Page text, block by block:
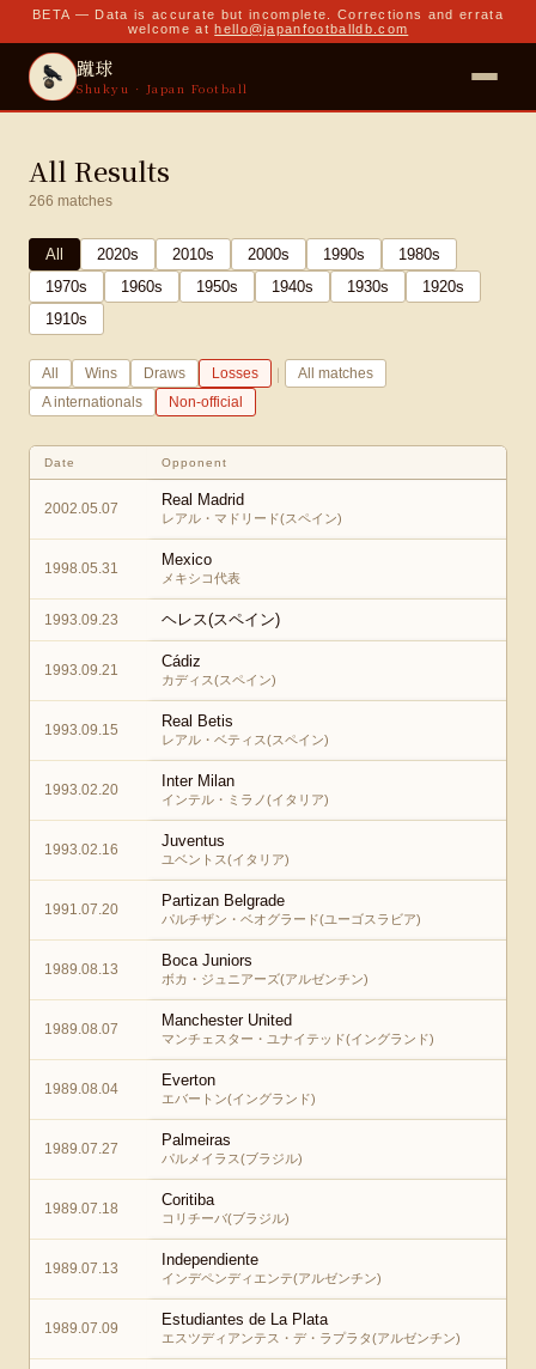
BETA — Data is accurate but incomplete. Corrections and errata
welcome at hello@japanfootballdb.com
蹴球
Shukyu · Japan Football
All Results
266 matches
All 2020s 2010s 2000s 1990s 1980s
1970s 1960s 1950s 1940s 1930s 1920s
1910s
All Wins Draws Losses |
All matches
A internationals
Non-official
Date Opponent
2002.05.07 Real Madrid
レアル・マドリード(スペイン)
1998.05.31 Mexico
メキシコ代表
1993.09.23 ヘレス(スペイン)
1993.09.21 Cádiz
カディス(スペイン)
1993.09.15 Real Betis
レアル・ベティス(スペイン)
1993.02.20 Inter Milan
インテル・ミラノ(イタリア)
1993.02.16 Juventus
ユベントス(イタリア)
1991.07.20 Partizan Belgrade
パルチザン・ベオグラード(ユーゴスラビア)
1989.08.13 Boca Juniors
ボカ・ジュニアーズ(アルゼンチン)
1989.08.07 Manchester United
マンチェスター・ユナイテッド(イングランド)
1989.08.04 Everton
エバートン(イングランド)
1989.07.27 Palmeiras
パルメイラス(ブラジル)
1989.07.18 Coritiba
コリチーバ(ブラジル)
1989.07.13 Independiente
インデペンディエンテ(アルゼンチン)
1989.07.09 Estudiantes de La Plata
エスツディアンテス・デ・ラプラタ(アルゼンチン)